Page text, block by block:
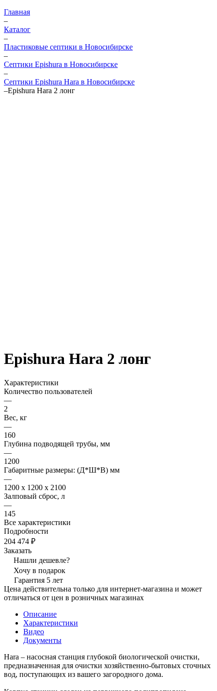
Главная
–
Каталог
–
Пластиковые септики в Новосибирске
–
Септики Epishura в Новосибирске
–
Септики Epishura Hara в Новосибирске
–Epishura Hara 2 лонг
Epishura Hara 2 лонг
Характеристики
Количество пользователей
—
2
Вес, кг
—
160
Глубина подводящей трубы, мм
—
1200
Габаритные размеры: (Д*Ш*В) мм
—
1200 x 1200 x 2100
Залповый сброс, л
—
145
Все характеристики
Подробности
204 474 ₽
Заказать
Нашли дешевле?
Хочу в подарок
Гарантия 5 лет
Цена действительна только для интернет-магазина и может
отличаться от цен в розничных магазинах
Описание
Характеристики
Видео
Документы
Hara – насосная станция глубокой биологической очистки,
предназначенная для очистки хозяйственно-бытовых сточных
вод, поступающих из вашего загородного дома.